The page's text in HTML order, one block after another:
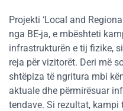
Projekti ‘Local and
nga BE-ja, e mbështeti
infrastrukturën e tij fizike,
reja për vizitorët. Deri më
shtëpiza të ngritura mbi
aktuale dhe përmirësuar
tendave. Si rezultat,